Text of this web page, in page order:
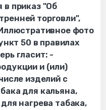
в приказ "Об
торговли",
фото
50 в правилах
гласит: -
и (или)
изделий с
для кальяна,
нагрева табака,